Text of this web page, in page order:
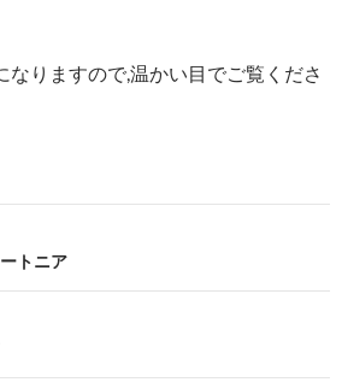
なりますので,温かい目でご覧くださ
トニア